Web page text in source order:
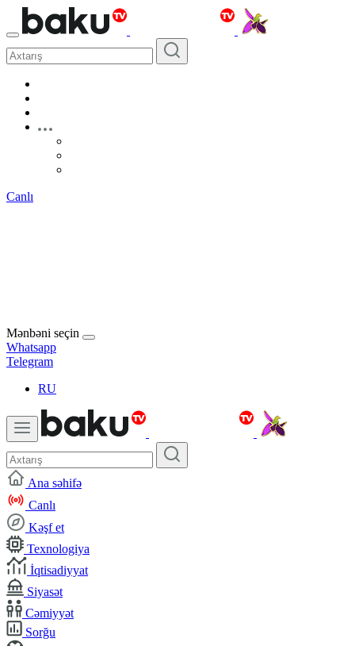
Canlı
Mənbəni seçin
Whatsapp
Telegram
RU
Ana səhifə
Canlı
Kəşf et
Texnologiya
İqtisadiyyat
Siyasət
Cəmiyyət
Sorğu